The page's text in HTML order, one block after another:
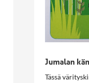
Jumalan
Tässä